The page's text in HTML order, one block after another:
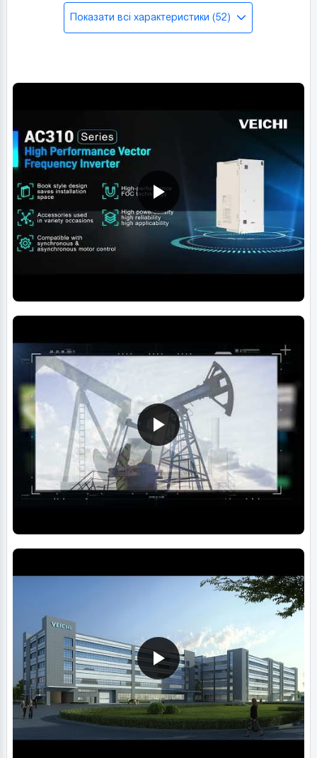
Показати всі характеристики (52)